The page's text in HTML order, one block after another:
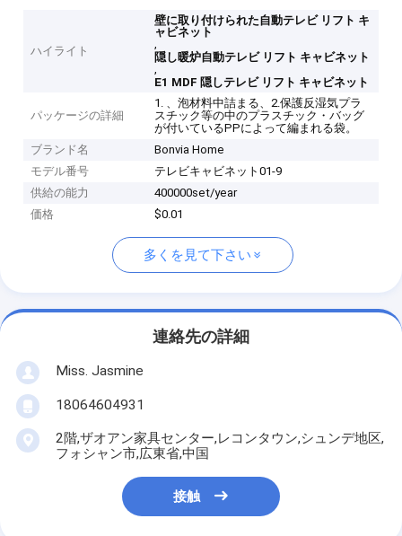
ハイライト
壁に取り付けられた自動テレビ リフト キ
ャビネット
,
隠し暖炉自動テレビ リフト キャビネット
,
E1 MDF 隠しテレビ リフト キャビネット
パッケージの詳細
1. 、泡材料中詰まる、2.保護反湿気プラ
スチック等の中のプラスチック・バッグ
が付いているPPによって編まれる袋。
ブランド名
Bonvia Home
モデル番号
テレビキャビネット01-9
供給の能力
400000set/year
価格
$0.01
多くを見て下さい
連絡先の詳細
Miss. Jasmine
18064604931
2階,ザオアン家具センター,レコンタウン,シュンデ地区,
フォシャン市,広東省,中国
接触